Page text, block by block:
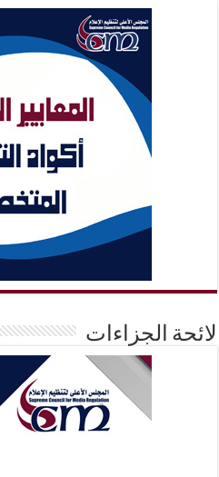
لائحة الجزاءات